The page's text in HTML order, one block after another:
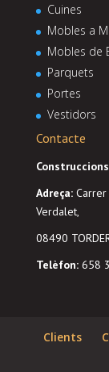
Cuines
Mobles a
Mobles de
Parquets
Portes
Vestidors
Contacte
Adreça: Carrer
Verdalet,
08490
Telèfon: 658
Clients